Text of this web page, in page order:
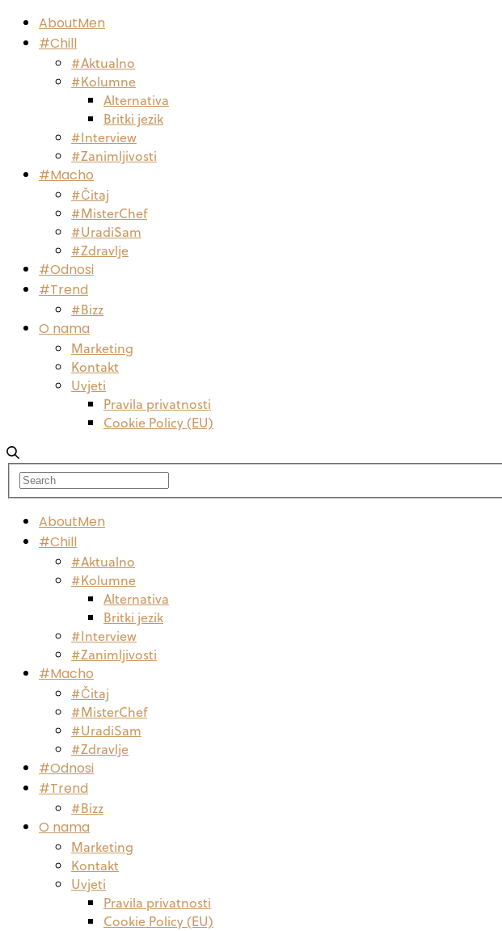
AboutMen
#Chill
#Aktualno
#Kolumne
Alternativa
Britki jezik
#Interview
#Zanimljivosti
#Macho
#Čitaj
#MisterChef
#UradiSam
#Zdravlje
#Odnosi
#Trend
#Bizz
O nama
Marketing
Kontakt
Uvjeti
Pravila privatnosti
Cookie Policy (EU)
AboutMen
#Chill
#Aktualno
#Kolumne
Alternativa
Britki jezik
#Interview
#Zanimljivosti
#Macho
#Čitaj
#MisterChef
#UradiSam
#Zdravlje
#Odnosi
#Trend
#Bizz
O nama
Marketing
Kontakt
Uvjeti
Pravila privatnosti
Cookie Policy (EU)